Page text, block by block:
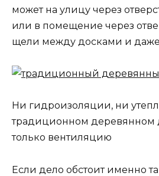
может на улицу через
или в помещение через
щели между досками и
Ни гидроизоляции, ни
традиционном деревянном
только вентиляцию
Если дело обстоит именно